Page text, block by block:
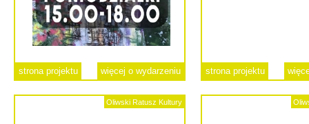
strona projektu więcej o wydarzeniu strona projektu
Oliwski Ratusz Kultury